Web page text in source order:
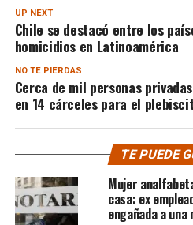
UP NEXT
Chile se destacó entre los
homicidios en Latinoamérica
NO TE PIERDAS
Cerca de mil personas
en 14 cárceles para el
TE PUEDE
Mujer
casa: ex
engañada a